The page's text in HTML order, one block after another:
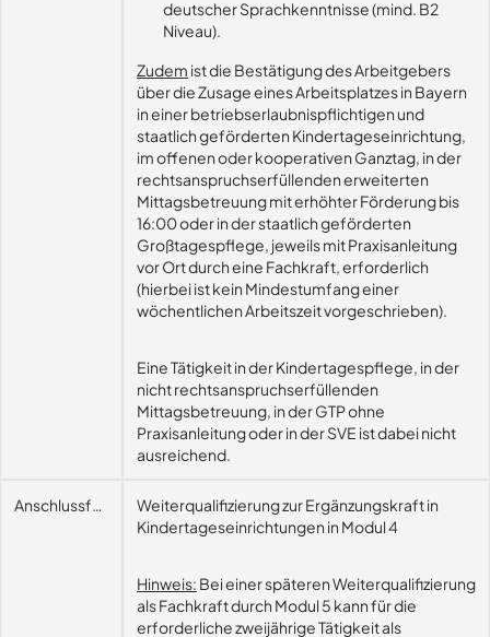
deutscher Sprachkenntnisse (mind. B2
Niveau).
Zudem ist die Bestätigung des Arbeitgebers
über die Zusage eines Arbeitsplatzes in Bayern
in einer betriebserlaubnispflichtigen und
staatlich geförderten Kindertageseinrichtung,
im offenen oder kooperativen Ganztag, in der
rechtsanspruchserfüllenden erweiterten
Mittagsbetreuung mit erhöhter Förderung bis
16:00 oder in der staatlich geförderten
Großtagespflege, jeweils mit Praxisanleitung
vor Ort durch eine Fachkraft, erforderlich
(hierbei ist kein Mindestumfang einer
wöchentlichen Arbeitszeit vorgeschrieben).
Eine Tätigkeit in der Kindertagespflege, in der
nicht rechtsanspruchserfüllenden
Mittagsbetreuung, in der GTP ohne
Praxisanleitung oder in der SVE ist dabei nicht
ausreichend.
AnschlussfähigkeitWeiterqualifizierung zur Ergänzungskraft in
Kindertageseinrichtungen in Modul 4
Hinweis: Bei einer späteren Weiterqualifizierung
als Fachkraft durch Modul 5 kann für die
erforderliche zweijährige Tätigkeit als